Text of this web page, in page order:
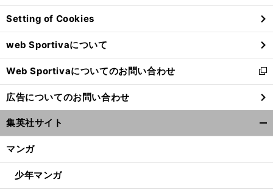
ン
ド
ウ
で
開
く
Setting of Cookies
web Sportivaについて
Web Sportivaについてのお問い合わせ
新
し
い
ウ
ィ
ン
ウ
開
広告についてのお問い合わせ
集英社サイト
マンガ
少年マンガ